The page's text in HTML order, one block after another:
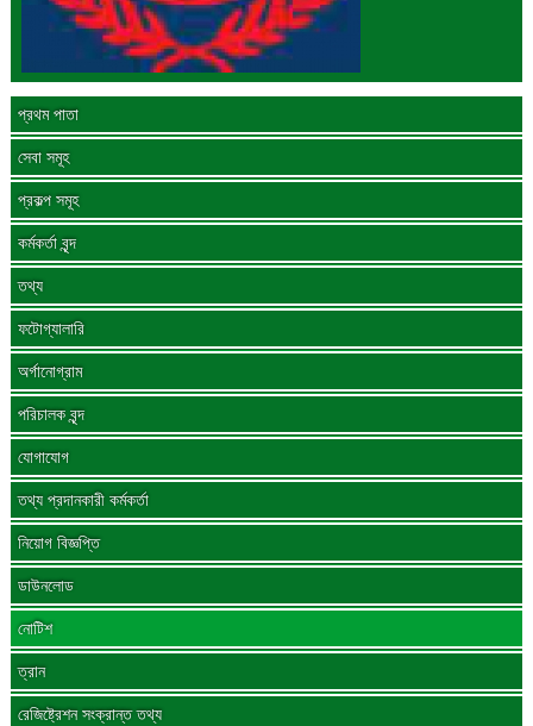
প্রথম পাতা
সেবা সমূহ
প্রকল্প সমূহ
কর্মকর্তা বৃন্দ
তথ্য
ফটোগ্যালারি
অর্গানোগ্রাম
পরিচালক বৃন্দ
যোগাযোগ
তথ্য প্রদানকারী কর্মকর্তা
নিয়োগ বিজ্ঞপ্তি
ডাউনলোড
নোটিশ
ত্রান
রেজিষ্ট্রেশন সংক্রান্ত তথ্য